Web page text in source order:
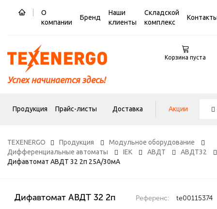
О
компании
Бренд
Наши
клиенты
Складской
комплекс
Успех начинается здесь!
Корзина пуста
Продукция Прайс-листы Доставка Акции
TEXENERGO Продукция
Модульное оборудование
Дифференциальные автоматы
IEK АВДТ
АВДТ32
Дифавтомат АВДТ 32 2п 25А/30мА
Дифавтомат АВДТ 32 2п
Референс: te00115374